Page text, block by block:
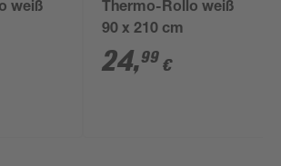
weiß
Thermo-Rollo weiß
90 x 210 cm
24,99 €